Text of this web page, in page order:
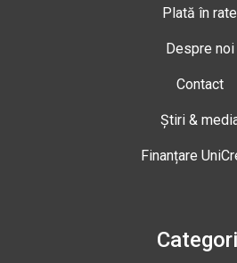
Plată în rate
Despre noi
Contact
Știri &
Finanțare